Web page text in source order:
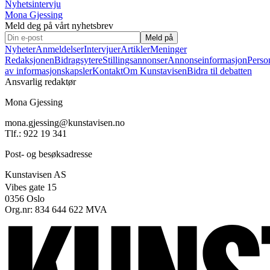
Nyhetsintervju
Mona Gjessing
Meld deg på vårt nyhetsbrev
Meld på
NyheterAnmeldelserIntervjuerArtiklerMeninger
RedaksjonenBidragsytereStillingsannonserAnnonseinformasjon
av informasjonskapslerKontaktOm KunstavisenBidra til debatten
Ansvarlig redaktør
Mona Gjessing
mona.gjessing@kunstavisen.no
Tlf.: 922 19 341
Post- og besøksadresse
Kunstavisen AS
Vibes gate 15
0356 Oslo
Org.nr: 834 644 622 MVA